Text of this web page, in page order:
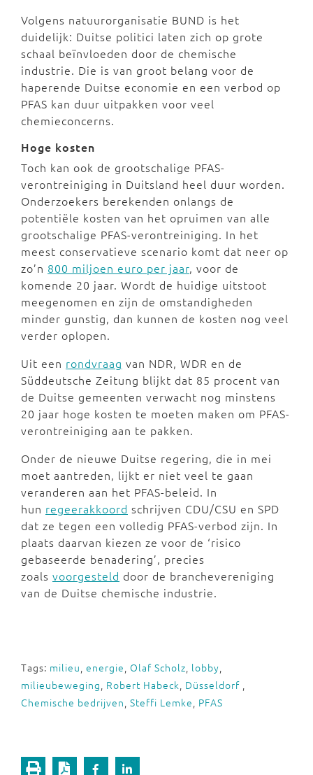
Volgens natuurorganisatie BUND is het
duidelijk: Duitse politici laten zich op grote
schaal beïnvloeden door de chemische
industrie. Die is van groot belang voor de
haperende Duitse economie en een verbod op
PFAS kan duur uitpakken voor veel
chemieconcerns.
Hoge kosten
Toch kan ook de grootschalige PFAS-
verontreiniging in Duitsland heel duur worden.
Onderzoekers berekenden onlangs de
potentiële kosten van het opruimen van alle
grootschalige PFAS-verontreiniging. In het
meest conservatieve scenario komt dat neer op
zo’n 800 miljoen euro per jaar, voor de
komende 20 jaar. Wordt de huidige uitstoot
meegenomen en zijn de omstandigheden
minder gunstig, dan kunnen de kosten nog veel
verder oplopen.
Uit een rondvraag van NDR, WDR en de
Süddeutsche Zeitung blijkt dat 85 procent van
de Duitse gemeenten verwacht nog minstens
20 jaar hoge kosten te moeten maken om PFAS-
verontreiniging aan te pakken.
Onder de nieuwe Duitse regering, die in mei
moet aantreden, lijkt er niet veel te gaan
veranderen aan het PFAS-beleid. In
hun regeerakkoord schrijven CDU/CSU en SPD
dat ze tegen een volledig PFAS-verbod zijn. In
plaats daarvan kiezen ze voor de ‘risico
gebaseerde benadering’, precies
zoals voorgesteld door de branchevereniging
van de Duitse chemische industrie.
Tags: milieu energie Olaf Scholz lobby
milieubeweging Robert Habeck Düsseldorf
Chemische bedrijven Steffi Lemke PFAS